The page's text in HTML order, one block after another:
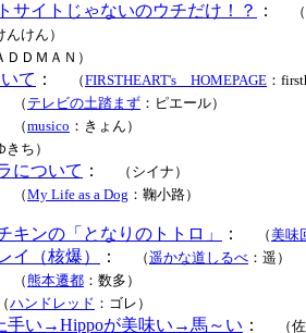
サイトじゃないのウチだけ！？ ： （
んけん）
ＤＤＭＡＮ）
て ： （FIRSTHEART's HOMEPAGE ：
（ テレビの土踏まず ：ピエール）
（musico ：きょん）
きち）
について ： （シイナ）
（My Life as a Dog ：鞠小路）
キンの「となりのトトロ」 ： （美味
イ（核爆） ： （遥かな道しるべ ：遥）
（熊本遷都 ：数多）
（ハンドレッド ：ゴレ）
手い→Hippoが美味い→馬～い ： （